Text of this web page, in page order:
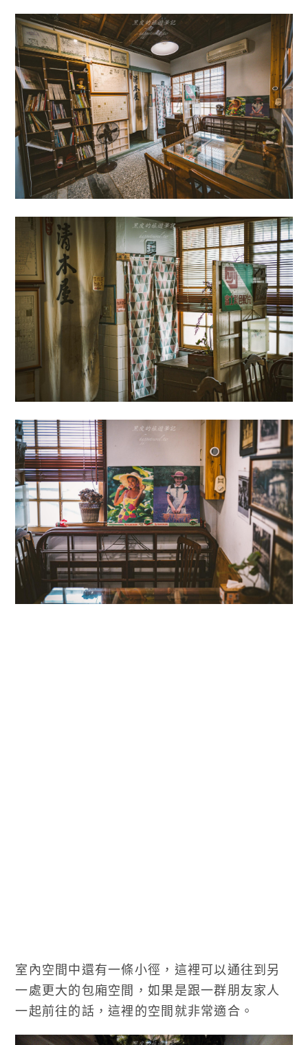
室內空間中還有一條小徑，這裡可以通往到另
一處更大的包廂空間，如果是跟一群朋友家人
一起前往的話，這裡的空間就非常適合。